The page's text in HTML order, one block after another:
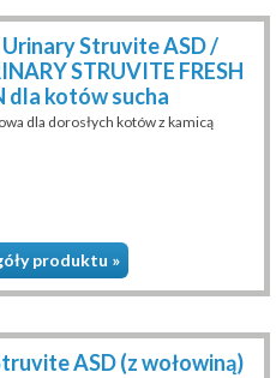
Urinary Struvite ASD /
STRUVITE FRESH
dla kotów sucha
dla dorosłych kotów z kamicą
produktu »
ASD (z wołowiną)